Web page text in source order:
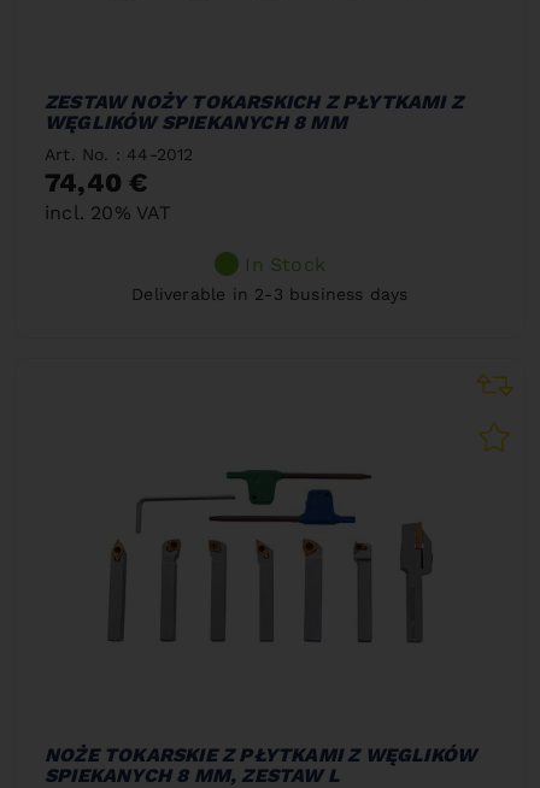
ZESTAW NOŻY TOKARSKICH Z PŁYTKAMI Z
WĘGLIKÓW SPIEKANYCH 8 MM
Art. No. : 44-2012
74,40 €
incl. 20% VAT
In Stock
Deliverable in 2-3 business days
NOŻE TOKARSKIE Z PŁYTKAMI Z WĘGLIKÓW
SPIEKANYCH 8 MM, ZESTAW L